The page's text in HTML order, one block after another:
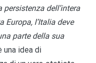
dell’intera
Europa, l’Italia deve
parte della sua
una idea di